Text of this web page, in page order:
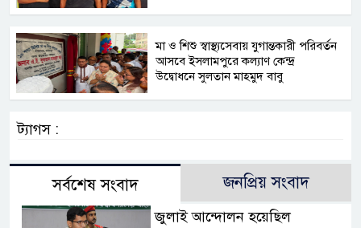
মা ও শিশু স্বাস্থ্যসেবায় যুগান্তকারী পরিবর্তন
আসবে ইসলামপুরে কল্যাণ কেন্দ্র
উদ্বোধনে সুলতান মাহমুদ বাবু
ট্যাগস :
সর্বশেষ সংবাদ জনপ্রিয় সংবাদ
জুলাই আন্দোলন হয়েছিল